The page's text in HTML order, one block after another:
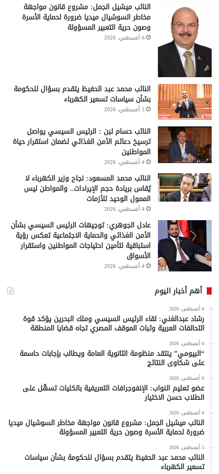
النائب ميشيل الجمل: مشروع قانون مواجهة
مخاطر السوشيال ميديا ضرورة لحماية الأسرة
وصون حرية التعبير المسؤولة
6 أغسطس، 2026
النائب محمد عبد الحفيظ يتقدم بسؤال للحكومة
بشأن سياسات تسعير الكهرباء
5 أغسطس، 2026
النائب حسام لبن : الرئيس السيسي يواصل
ترسيخ دعائم الأمن الغذائي لضمان استقرار حياة
المواطنين
4 أغسطس، 2026
النائب محمد المسعود: نجاح وزير الكهرباء لا
يُقاس بريادة حجم الإيرادات.. والمواطن ليس
الممول الوحيد للأزمات
4 أغسطس، 2026
عادل الجوهري: توجيهات الرئيس السيسي بشأن
الأمن الغذائي والحماية الاجتماعية تعكس رؤية
استباقية لتأمين احتياجات المواطنين واستقرار
الأسواق
4 أغسطس، 2026
أهم أخبار اليوم
6 أغسطس، 2026
رشاد عبدالغني: لقاء الرئيس السيسي وملك البحرين يؤكد قوة
التحالفات العربية وثبات الموقف المصري تجاه قضايا المنطقة
6 أغسطس، 2026
“البيومي” ينتقد منظومة الثانوية العامة ويطالب بإجابات حاسمة
على شكاوى النتائج
6 أغسطس، 2026
عضو تعليم النواب: الإنفوجرافات التعريفية بالكليات تسهّل على
الطلاب حسن الاختيار
6 أغسطس، 2026
النائب ميشيل الجمل: مشروع قانون مواجهة مخاطر السوشيال ميديا
ضرورة لحماية الأسرة وصون حرية التعبير المسؤولة
5 أغسطس، 2026
النائب محمد عبد الحفيظ يتقدم بسؤال للحكومة بشأن سياسات
تسعير الكهرباء